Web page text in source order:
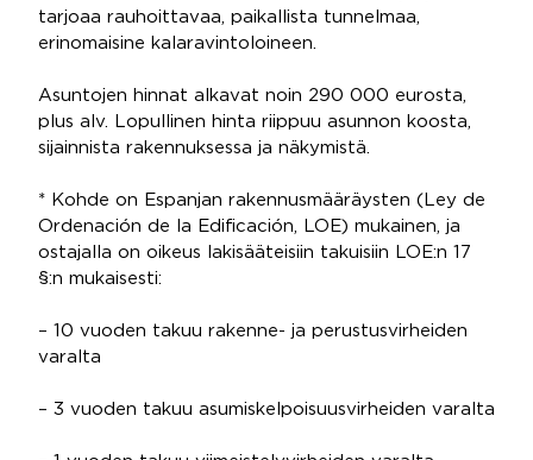
tarjoaa rauhoittavaa, paikallista tunnelmaa,
erinomaisine kalaravintoloineen.
Asuntojen hinnat alkavat noin 290 000 eurosta,
plus alv. Lopullinen hinta riippuu asunnon koosta,
sijainnista rakennuksessa ja näkymistä.
* Kohde on Espanjan rakennusmääräysten (Ley de
Ordenación de la Edificación, LOE) mukainen, ja
ostajalla on oikeus lakisääteisiin takuisiin LOE:n 17
§:n mukaisesti:
– 10 vuoden takuu rakenne- ja perustusvirheiden
varalta
– 3 vuoden takuu asumiskelpoisuusvirheiden varalta